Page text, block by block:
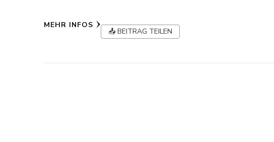
MEHR INFOS
📤 BEITRAG TEILEN